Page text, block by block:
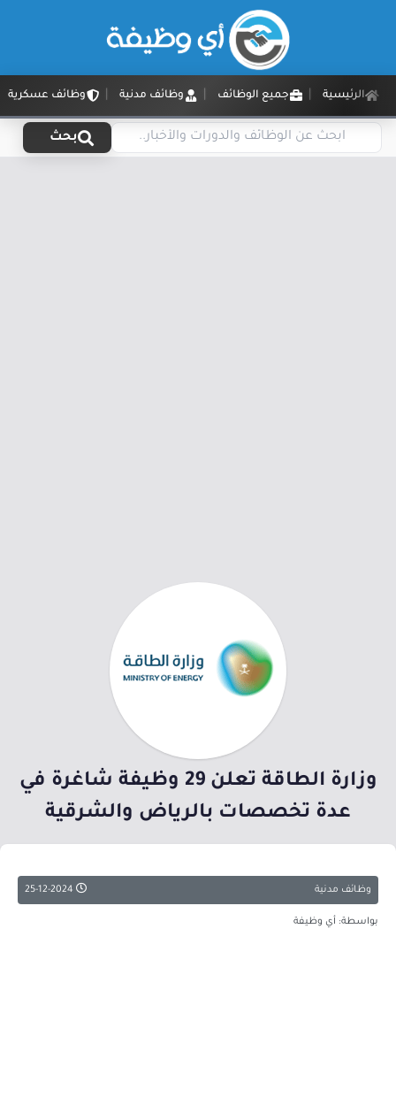
الرئيسية جميع الوظائف وظائف مدنية وظائف عسكرية
بحث
وزارة الطاقة تعلن 29 وظيفة شاغرة في
عدة تخصصات بالرياض والشرقية
وظائف مدنية
بواسطة: أي وظيفة